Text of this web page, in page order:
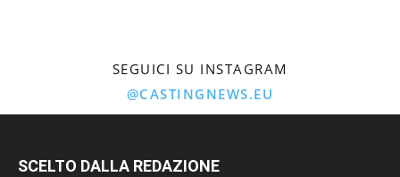
SEGUICI SU INSTAGRAM
@CASTINGNEWS.EU
SCELTO DALLA REDAZIONE